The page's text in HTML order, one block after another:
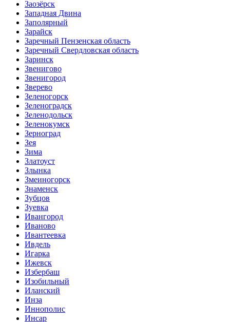
Заозёрск
Западная Двина
Заполярный
Зарайск
Заречный Пензенская область
Заречный Свердловская область
Заринск
Звенигово
Звенигород
Зверево
Зеленогорск
Зеленоградск
Зеленодольск
Зеленокумск
Зерноград
Зея
Зима
Златоуст
Злынка
Змеиногорск
Знаменск
Зубцов
Зуевка
Ивангород
Иваново
Ивантеевка
Ивдель
Игарка
Ижевск
Избербаш
Изобильный
Иланский
Инза
Иннополис
Инсар